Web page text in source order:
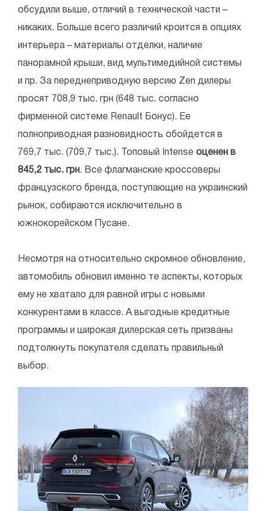
обсудили выше, отличий в технической части –
никаких. Больше всего различий кроится в опциях
интерьера – материалы отделки, наличие
панорамной крыши, вид мультимедийной системы
и пр. За переднеприводную версию Zen дилеры
просят 708,9 тыс. грн (648 тыс. согласно
фирменной системе Renault Бонус). Ее
полноприводная разновидность обойдется в
769,7 тыс. (709,7 тыс.). Топовый Intense оценен в
845,2 тыс. грн . Все флагманские кроссоверы
французского бренда, поступающие на украинский
рынок, собираются исключительно в
южнокорейском Пусане.
Несмотря на относительно скромное обновление,
автомобиль обновил именно те аспекты, которых
ему не хватало для равной игры с новыми
конкурентами в классе. А выгодные кредитные
программы и широкая дилерская сеть призваны
подтолкнуть покупателя сделать правильный
выбор.